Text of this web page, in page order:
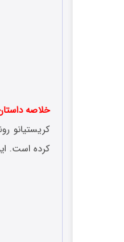
خلاصه
کریستیانو
کرده است.